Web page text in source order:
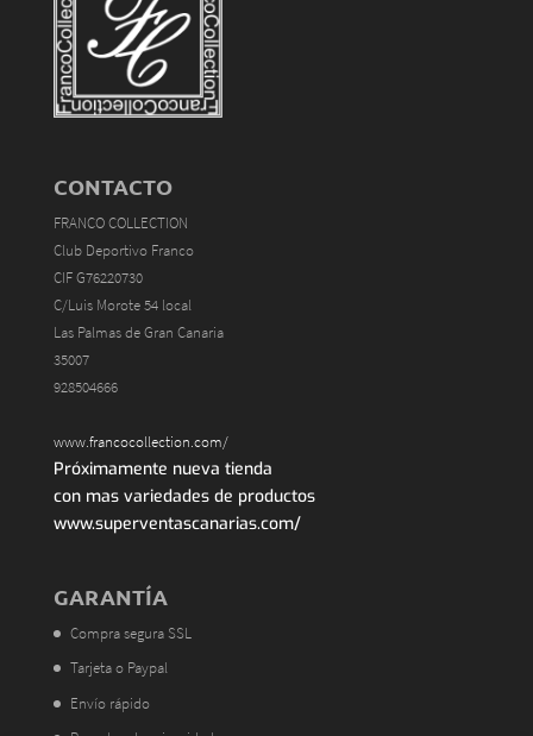
CONTACTO
FRANCO COLLECTION
Club Deportivo Franco
CIF G76220730
C/Luis Morote 54 local
Las Palmas de Gran Canaria
35007
928504666
www.francocollection.com/
Próximamente nueva tienda
con mas variedades de productos
www.superventascanarias.com/
GARANTÍA
Compra segura SSL
Tarjeta o Paypal
Envío rápido